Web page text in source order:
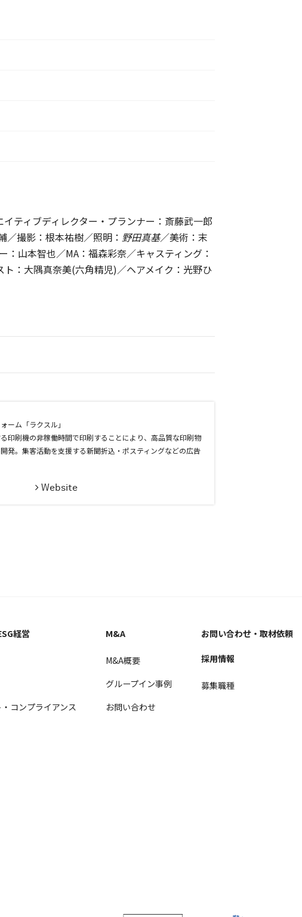
ティブディレクター・プランナー：斎藤武一郎
／撮影：根本祐樹／照明：野田真基／美術：末
：山本智也／MA：福森彩奈／キャスティング：
：大隅真奈美(六角精児)／ヘアメイク：光野ひ
ーム「ラクスル」
印刷機の非稼働時間で印刷することにより、高品質な印刷物
発。集客活動を支援する新聞折込・ポスティングなどの広告
Website
経営
コンプライアンス
M&A
M&A概要
グループイン事例
お問い合わせ
お問い合わせ・取材依頼
採用情報
募集職種